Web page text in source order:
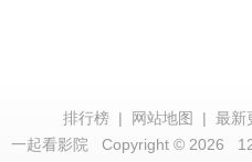
排行榜 | 网站地图 | 最新
一起看影院
Copyright © 2026